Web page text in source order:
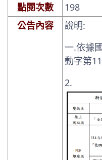
點閱次數
198
公告內容
說明:
一.依據
動字第
2.